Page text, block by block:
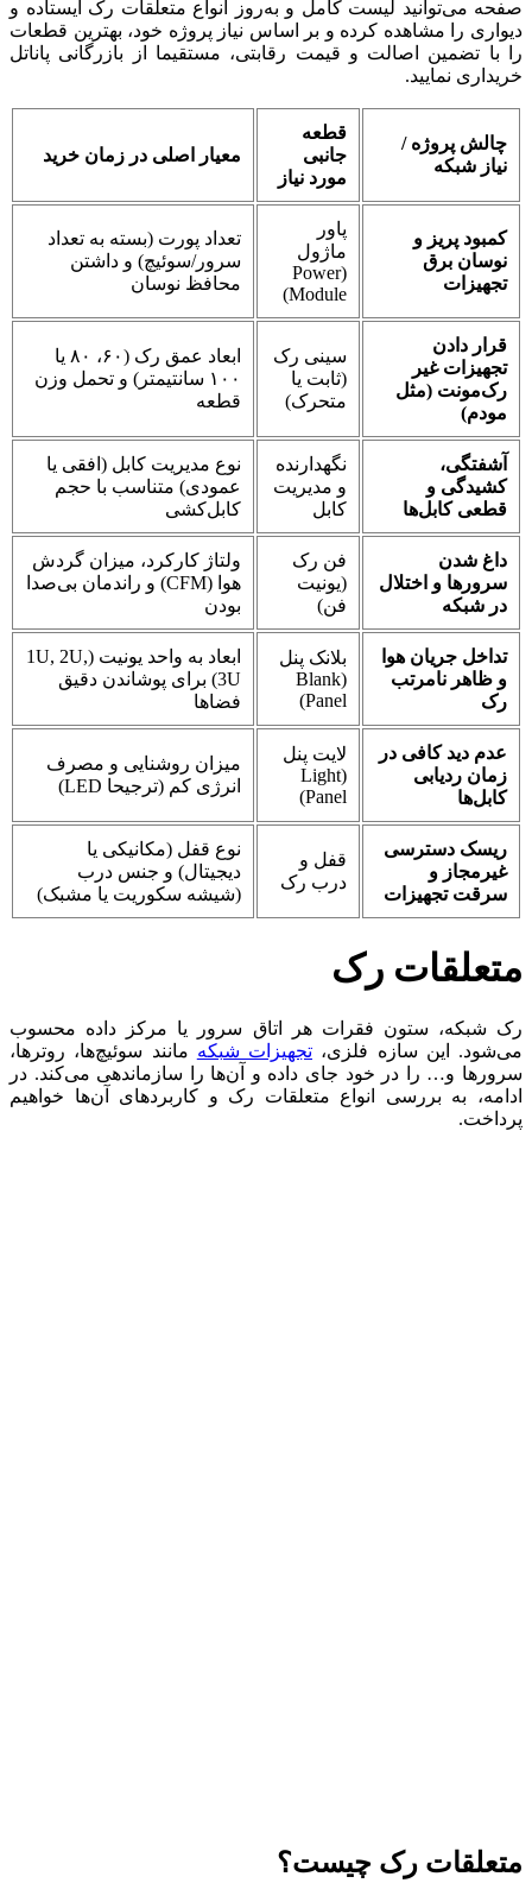
صفحه می‌توانید لیست کامل و به‌روز انواع متعلقات رک ایستاده و
دیواری را مشاهده کرده و بر اساس نیاز پروژه خود، بهترین قطعات
را با تضمین اصالت و قیمت رقابتی، مستقیما از بازرگانی پاناتل
خریداری نمایید.
چالش پروژه /
نیاز شبکه
قطعه
جانبی
مورد نیاز
معیار اصلی در زمان خرید
کمبود پریز و
نوسان برق
تجهیزات
پاور
ماژول
(Power
Module)
تعداد پورت (بسته به تعداد
سرور/سوئیچ) و داشتن
محافظ نوسان
قرار دادن
تجهیزات غیر
رک‌مونت (مثل
مودم)
سینی رک
(ثابت یا
متحرک)
ابعاد عمق رک (۶۰، ۸۰ یا
۱۰۰ سانتیمتر) و تحمل وزن
قطعه
آشفتگی،
کشیدگی و
قطعی کابل‌ها
نگهدارنده
و مدیریت
کابل
نوع مدیریت کابل (افقی یا
عمودی) متناسب با حجم
کابل‌کشی
داغ شدن
سرورها و اختلال
در شبکه
فن رک
(یونیت
فن)
ولتاژ کارکرد، میزان گردش
هوا (CFM) و راندمان بی‌صدا
بودن
تداخل جریان هوا
و ظاهر نامرتب
رک
بلانک پنل
(Blank
Panel)
ابعاد به واحد یونیت (1U, 2U,
3U) برای پوشاندن دقیق
فضاها
عدم دید کافی در
زمان ردیابی
کابل‌ها
لایت پنل
(Light
Panel)
میزان روشنایی و مصرف
انرژی کم (ترجیحا LED)
ریسک دسترسی
غیرمجاز و
سرقت تجهیزات
قفل و
درب رک
نوع قفل (مکانیکی یا
دیجیتال) و جنس درب
(شیشه سکوریت یا مشبک)
متعلقات رک
رک شبکه، ستون فقرات هر اتاق سرور یا مرکز داده محسوب
می‌شود. این سازه فلزی، تجهیزات شبکه‌ مانند سوئیچ‌ها، روترها،
سرورها و… را در خود جای داده و آن‌ها را سازماندهی می‌کند. در
ادامه، به بررسی انواع متعلقات رک و کاربردهای آن‌ها خواهیم
پرداخت.
متعلقات رک چیست؟